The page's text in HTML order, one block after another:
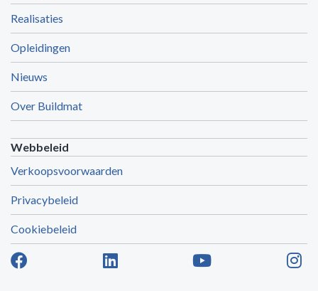
Realisaties
Opleidingen
Nieuws
Over Buildmat
Webbeleid
Verkoopsvoorwaarden
Privacybeleid
Cookiebeleid